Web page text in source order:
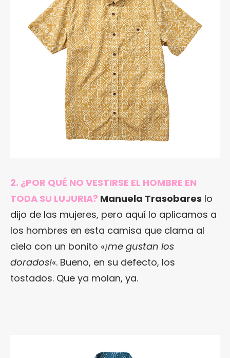
2. ¿POR QUÉ NO VESTIRSE EL HOMBRE EN
TODA SU LUJURIA? Manuela Trasobares lo
dijo de las mujeres, pero aquí lo aplicamos a
los hombres en esta camisa que clama al
cielo con un bonito «¡me gustan los
dorados!«. Bueno, en su defecto, los
tostados. Que ya molan, ya.